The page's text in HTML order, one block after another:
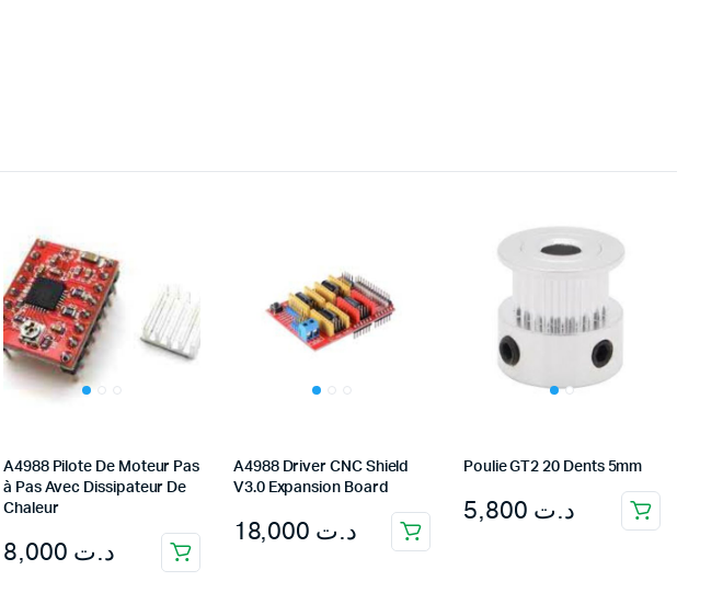
A4988 Pilote De Moteur Pas
à Pas Avec Dissipateur De
Chaleur
د.ت
A4988 Driver CNC Shield
V3.0 Expansion Board
د.ت
Poulie GT2 20 Dents 5mm
د.ت